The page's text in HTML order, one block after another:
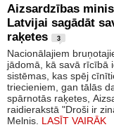
Aizsardzības
Latvijai sagādāt
raķetes
3
Nacionālajiem
jādomā, kā savā rīcībā
sistēmas, kas spēj
triecieniem, gan tālās
spārnotās raķetes,
raidierakstā "Droši ir
Melnis. LASĪT VAIRĀK